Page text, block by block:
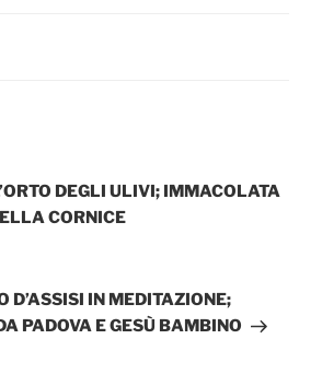
DEGLI ULIVI; IMMACOLATA
CORNICE
D’ASSISI IN MEDITAZIONE;
PADOVA E GESÙ BAMBINO